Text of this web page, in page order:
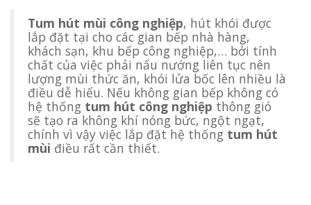
Tum hút mùi công nghiệp, hút khói được
lắp đặt tại cho các gian bếp nhà hàng,
khách sạn, khu bếp công nghiệp,… bởi tính
chất của việc phải nấu nướng liên tục nên
lượng mùi thức ăn, khói lửa bốc lên nhiều là
điều dễ hiểu. Nếu không gian bếp không có
hệ thống tum hút công nghiệp thông gió
sẽ tạo ra không khí nóng bức, ngột ngạt,
chính vì vậy việc lắp đặt hệ thống tum hút
mùi điều rất cần thiết.